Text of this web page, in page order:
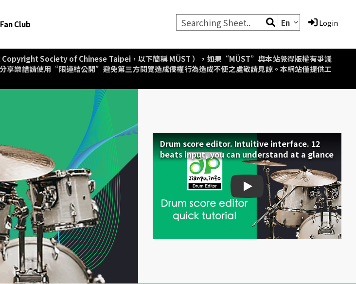
Club En Login
Society of Chinese Taipei，以下簡稱 MÜST ），如果“MÜST”與本站覺得版權有爭議
樂譜請使用“限連結公開”避免第三方閱覽造成侵權行為造成不便之處敬請見諒。本網站僅提供工
Drum score editor. Intuitive interface. 12
beats input, you can understand at a glance
Drum score editor.